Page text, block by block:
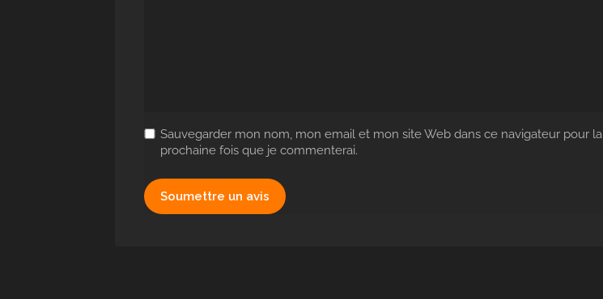
Sauvegarder mon nom, mon email et mon site Web dans ce navigateur pour la
prochaine fois que je commenterai.